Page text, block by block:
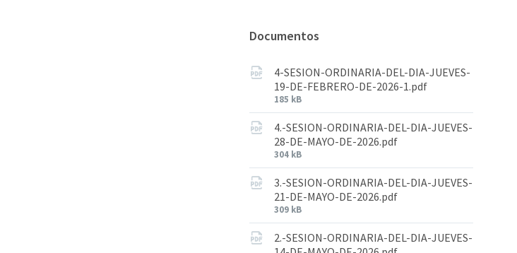
Documentos
4-SESION-ORDINARIA-DEL-DIA-JUEVES-
19-DE-FEBRERO-DE-2026-1.pdf
185 kB
4.-SESION-ORDINARIA-DEL-DIA-JUEVES-
28-DE-MAYO-DE-2026.pdf
304 kB
3.-SESION-ORDINARIA-DEL-DIA-JUEVES-
21-DE-MAYO-DE-2026.pdf
309 kB
2.-SESION-ORDINARIA-DEL-DIA-JUEVES-